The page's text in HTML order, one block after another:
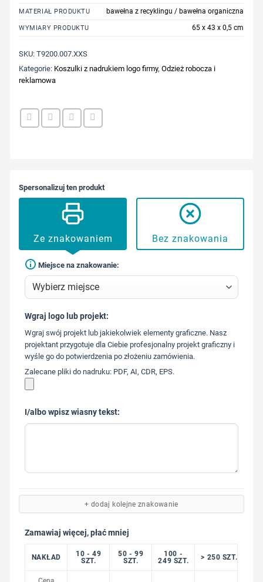
MATERIAŁ PRODUKTU bawełna z recyklingu / bawełna organiczna
WYMIARY PRODUKTU 65 x 43 x 0,5 cm
SKU:T9200.007.XXS
Kategorie: Koszulki z nadrukiem logo firmy,Odzież robocza i
reklamowa
Spersonalizuj ten produkt
Ze znakowaniem Bez znakowania
Miejsce na znakowanie:
573 568
217
Wgraj logo lub projekt:
Wgraj swój projekt lub jakiekolwiek elementy graficzne. Nasz
projektant przygotuje dla Ciebie profesjonalny projekt graficzny i
wyśle go do potwierdzenia po złożeniu zamówienia.
Zalecane pliki do nadruku: PDF, AI, CDR, EPS.
I/albo wpisz wiasny tekst:
+ dodaj kolejne znakowanie
Zamawiaj więcej, płać mniej
NAKŁAD
10 - 49
SZT.
50 - 99
SZT.
100 -
249 SZT.
> 250 SZT.